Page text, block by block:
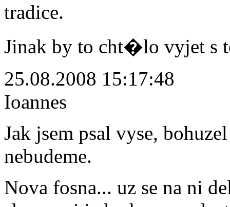
tradice.
Jinak by to cht�lo vyjet s
25.08.2008 15:17:48
Ioannes
Jak jsem psal vyse,
nebudeme.
Nova fosna... uz se na ni